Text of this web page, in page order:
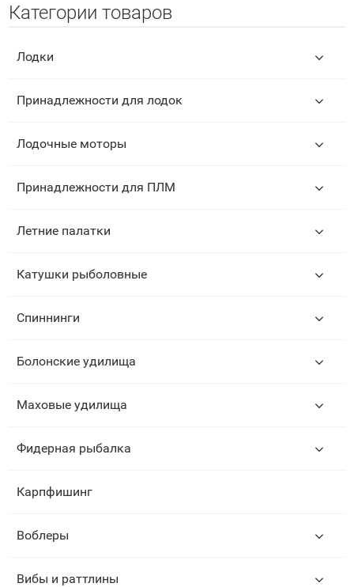
Категории товаров
Лодки
Принадлежности для лодок
Лодочные моторы
Принадлежности для ПЛМ
Летние палатки
Катушки рыболовные
Спиннинги
Болонские удилища
Маховые удилища
Фидерная рыбалка
Карпфишинг
Воблеры
Вибы и раттлины